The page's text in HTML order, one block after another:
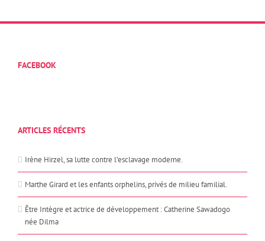
FACEBOOK
ARTICLES RÉCENTS
Irène Hirzel, sa lutte contre l’esclavage moderne.
Marthe Girard et les enfants orphelins, privés de milieu familial.
Être Intègre et actrice de développement : Catherine Sawadogo
née Dilma